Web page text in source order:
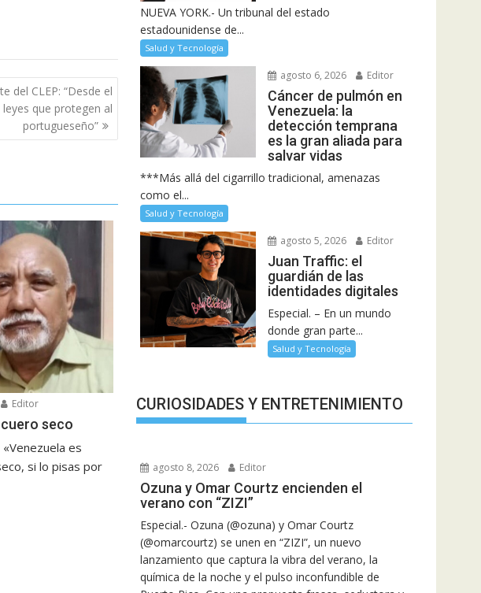
del CLEP: “Desde el
que protegen al
portugueseño”
Editor
seco
es
si lo pisas por
NUEVA YORK.- Un tribunal del estado
estadounidense de...
Salud y Tecnología
agosto 6, 2026 Editor
Cáncer de pulmón en
Venezuela: la
detección temprana
es la gran aliada para
salvar vidas
***Más allá del cigarrillo tradicional, amenazas
como el...
Salud y Tecnología
agosto 5, 2026 Editor
Juan Traffic: el
guardián de las
identidades digitales
Especial. – En un mundo
donde gran parte...
Salud y Tecnología
CURIOSIDADES Y ENTRETENIMIENTO
agosto 8, 2026 Editor
Ozuna y Omar Courtz encienden el
verano con “ZIZI”
Especial.- Ozuna (@ozuna) y Omar Courtz
(@omarcourtz) se unen en “ZIZI”, un nuevo
lanzamiento que captura la vibra del verano, la
química de la noche y el pulso inconfundible de